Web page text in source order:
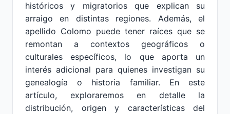
históricos y migratorios que explican su
arraigo en distintas regiones. Además, el
apellido Colomo puede tener raíces que se
remontan a contextos geográficos o
culturales específicos, lo que aporta un
interés adicional para quienes investigan su
genealogía o historia familiar. En este
artículo, exploraremos en detalle la
distribución, origen y características del